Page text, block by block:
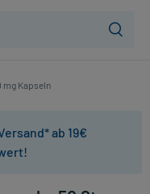
mg Kapseln
ab 19€